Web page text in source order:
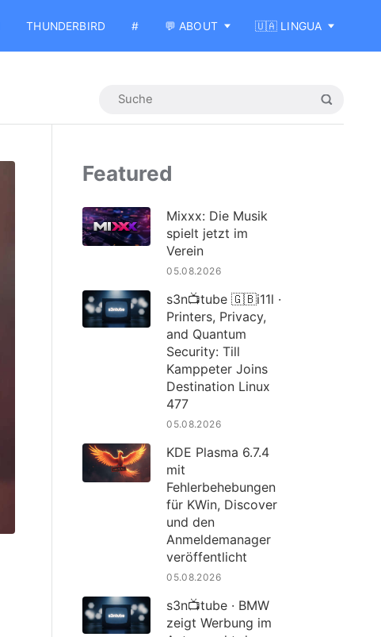
THUNDERBIRD # 💬 ABOUT 🇺🇦 LINGUA
Featured
Mixxx: Die Musik
spielt jetzt im
Verein
05.08.2026
s3n📺tube 🇬🇧i11l ·
Printers, Privacy,
and Quantum
Security: Till
Kamppeter Joins
Destination Linux
477
05.08.2026
KDE Plasma 6.7.4
mit
Fehlerbehebungen
für KWin, Discover
und den
Anmeldemanager
veröffentlicht
05.08.2026
s3n📺tube · BMW
zeigt Werbung im